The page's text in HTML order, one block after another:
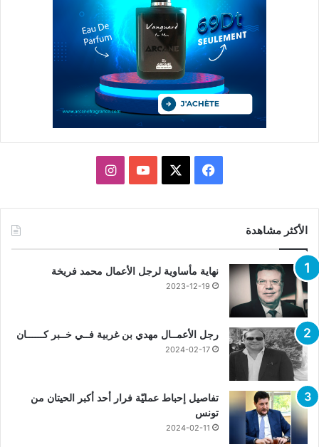
فيسبوك يوتيوبانستقرام
الأكثر مشاهدة
نهاية مأساوية لرجل الأعمال محمد فريخة
2023-12-19
رجل الأعمــال مهدي بن غربية فــي خــبر كــــــان
2024-02-17
تفاصيل إحباط عمليّة فرار أحد أكبر الحيتان من
تونس
2024-02-11